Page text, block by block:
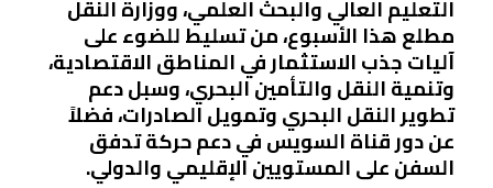
التعليم العالي والبحث العلمي، ووزارة النقل
مطلع هذا الأسبوع، من تسليط للضوء على
آليات جذب الاستثمار في المناطق الاقتصادية،
وتنمية النقل والتأمين البحري، وسبل دعم
تطوير النقل البحري وتمويل الصادرات، فضلاً
عن دور قناة السويس في دعم حركة تدفق
السفن على المستويين الإقليمي والدولي.